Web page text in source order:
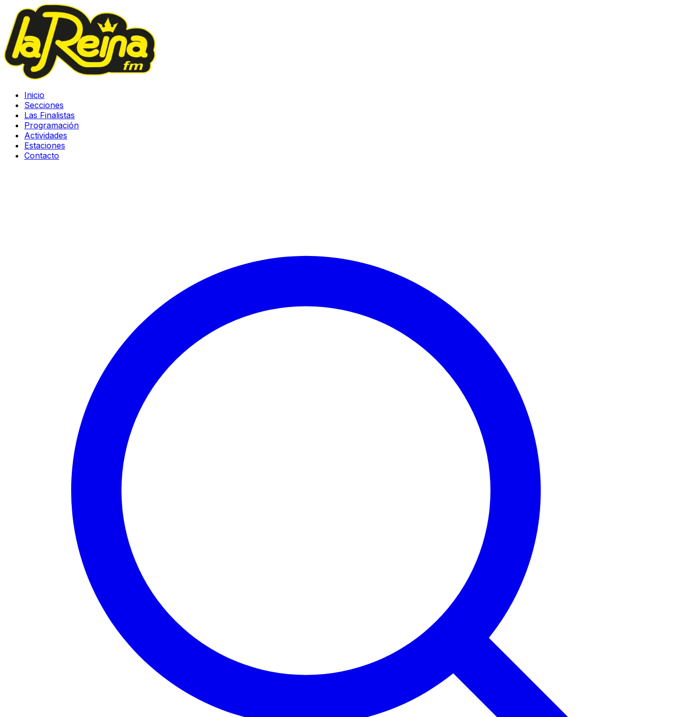
Inicio
Secciones
Las Finalistas
Programación
Actividades
Estaciones
Contacto